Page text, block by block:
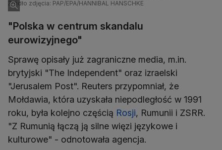
Źródło zdjęcia: PAP/EPA/HANNIBAL HANSCHKE
"Polska w centrum skandalu
eurowizyjnego"
Sprawę opisały już zagraniczne media, m.in.
brytyjski "The Independent" oraz izraelski
"Jerusalem Post". Reuters przypomniał, że
Mołdawia, która uzyskała niepodległość w 1991
roku, była kolejno częścią Rosji, Rumunii i ZSRR.
"Z Rumunią łączą ją silne więzi językowe i
kulturowe" - odnotowała agencja.